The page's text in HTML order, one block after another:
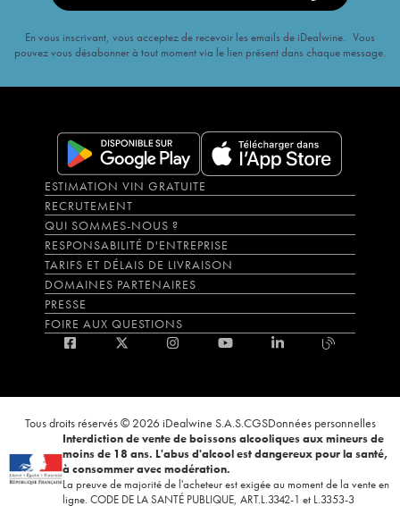
En vous inscrivant, vous acceptez de recevoir les emails de iDealwine. Vous
pouvez vous désabonner à tout moment via le lien présent dans chaque message.
ESTIMATION VIN GRATUITE
RECRUTEMENT
QUI SOMMES-NOUS ?
RESPONSABILITÉ D'ENTREPRISE
TARIFS ET DÉLAIS DE LIVRAISON
DOMAINES PARTENAIRES
PRESSE
FOIRE AUX QUESTIONS
Tous droits réservés © 2026 iDealwine S.A.S.CGSDonnées personnelles
Interdiction de vente de boissons alcooliques aux mineurs de
moins de 18 ans. L'abus d'alcool est dangereux pour la santé,
à consommer avec modération.
La preuve de majorité de l'acheteur est exigée au moment de la vente en
ligne. CODE DE LA SANTÉ PUBLIQUE, ART.L.3342-1 et L.3353-3